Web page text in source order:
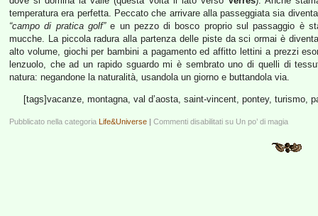
temperatura era perfetta. Peccato che arrivare alla passeggiata sia
“campo di pratica golf”e un pezzo di bosco proprio sul passaggio è
mucche. La piccola radura alla partenza delle piste da sci ormai è
alto volume, giochi per bambini a pagamento ed affitto lettini a prezzi
lenzuolo, che ad un rapido sguardo mi è sembrato uno di quelli di
natura: negandone la naturalità, usandola un giorno e buttandola via.
[tags]vacanze, montagna, val d’aosta, saint-vincent, pontey, turismo,
Pubblicato nella categoria Life&Universe | Commenti disabilitati su Un po’ di magia